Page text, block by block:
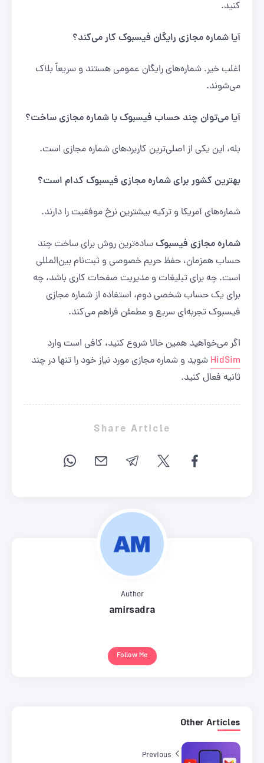
کنید.
آیا شماره مجازی رایگان فیسبوک کار می‌کند؟
اغلب خیر. شماره‌های رایگان عمومی هستند و سریعاً بلاک
می‌شوند.
آیا می‌توان چند حساب فیسبوک با شماره مجازی ساخت؟
بله، این یکی از اصلی‌ترین کاربردهای شماره مجازی است.
بهترین کشور برای شماره مجازی فیسبوک کدام است؟
شماره‌های آمریکا و ترکیه بیشترین نرخ موفقیت را دارند.
شماره مجازی فیسبوک ساده‌ترین روش برای ساخت چند
حساب همزمان، حفظ حریم خصوصی و ثبت‌نام بین‌المللی
است. چه برای تبلیغات و مدیریت صفحات کاری باشد، چه
برای یک حساب شخصی دوم، استفاده از شماره مجازی
فیسبوک تجربه‌ای سریع و مطمئن فراهم می‌کند.
اگر می‌خواهید همین حالا شروع کنید، کافی است وارد
HidSim شوید و شماره مجازی مورد نیاز خود را تنها در چند
ثانیه فعال کنید.
Share Article
Author
amirsadra
Follow Me
Other Articles
Previous